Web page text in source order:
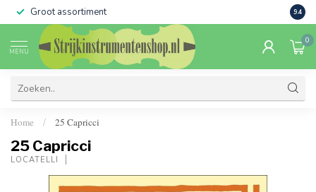
Groot assortiment 9.4
MENU
0
Home / 25 Capricci
25 Capricci
LOCATELLI